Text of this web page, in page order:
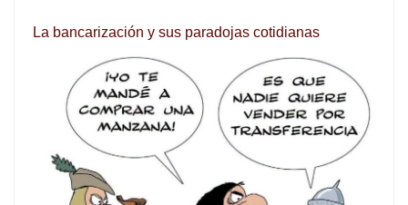
La bancarización y sus paradojas cotidianas